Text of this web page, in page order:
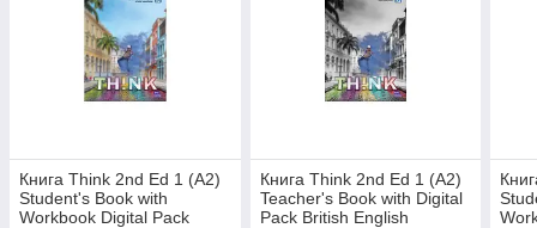
Книга Think 2nd Ed 1 (А2)
Student's Book with
Workbook Digital Pack
Книга Think 2nd Ed 1 (А2)
Teacher's Book with Digital
Pack British English